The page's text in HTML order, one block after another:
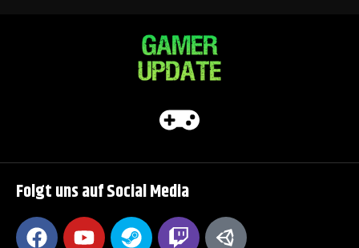
Folgt uns auf Social Media